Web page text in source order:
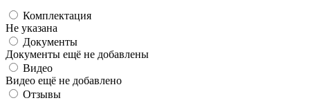
Комплектация
Не указана
Документы
Документы ещё не добавлены
Видео
Видео ещё не добавлено
Отзывы